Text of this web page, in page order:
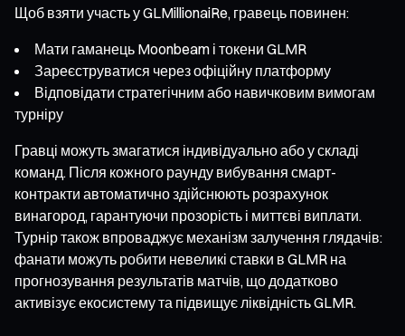
Щоб взяти участь у GLMillionaiRe, гравець повинен:
Мати гаманець Moonbeam і токени GLMR
Зареєструватися через офіційну платформу
Відповідати стратегічним або навичковим вимогам
турніру
Гравці можуть змагатися індивідуально або у складі
команд. Після кожного раунду вибування смарт-
контракти автоматично здійснюють розрахунок
винагород, гарантуючи прозорість і миттєві виплати.
Турнір також впроваджує механізм залучення глядачів:
фанати можуть робити невеликі ставки в GLMR на
прогнозування результатів матчів, що додатково
активізує екосистему та підвищує ліквідність GLMR.